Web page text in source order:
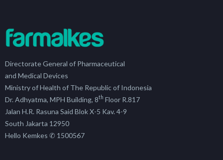
Directorate General of Pharmaceutical
and Medical Devices
Ministry of Health of The Republic of Indonesia
Dr. Adhyatma, MPH Building, 8th Floor R.817
Jalan H.R. Rasuna Said Blok X-5 Kav. 4-9
South Jakarta 12950
Hello Kemkes ✆ 1500567